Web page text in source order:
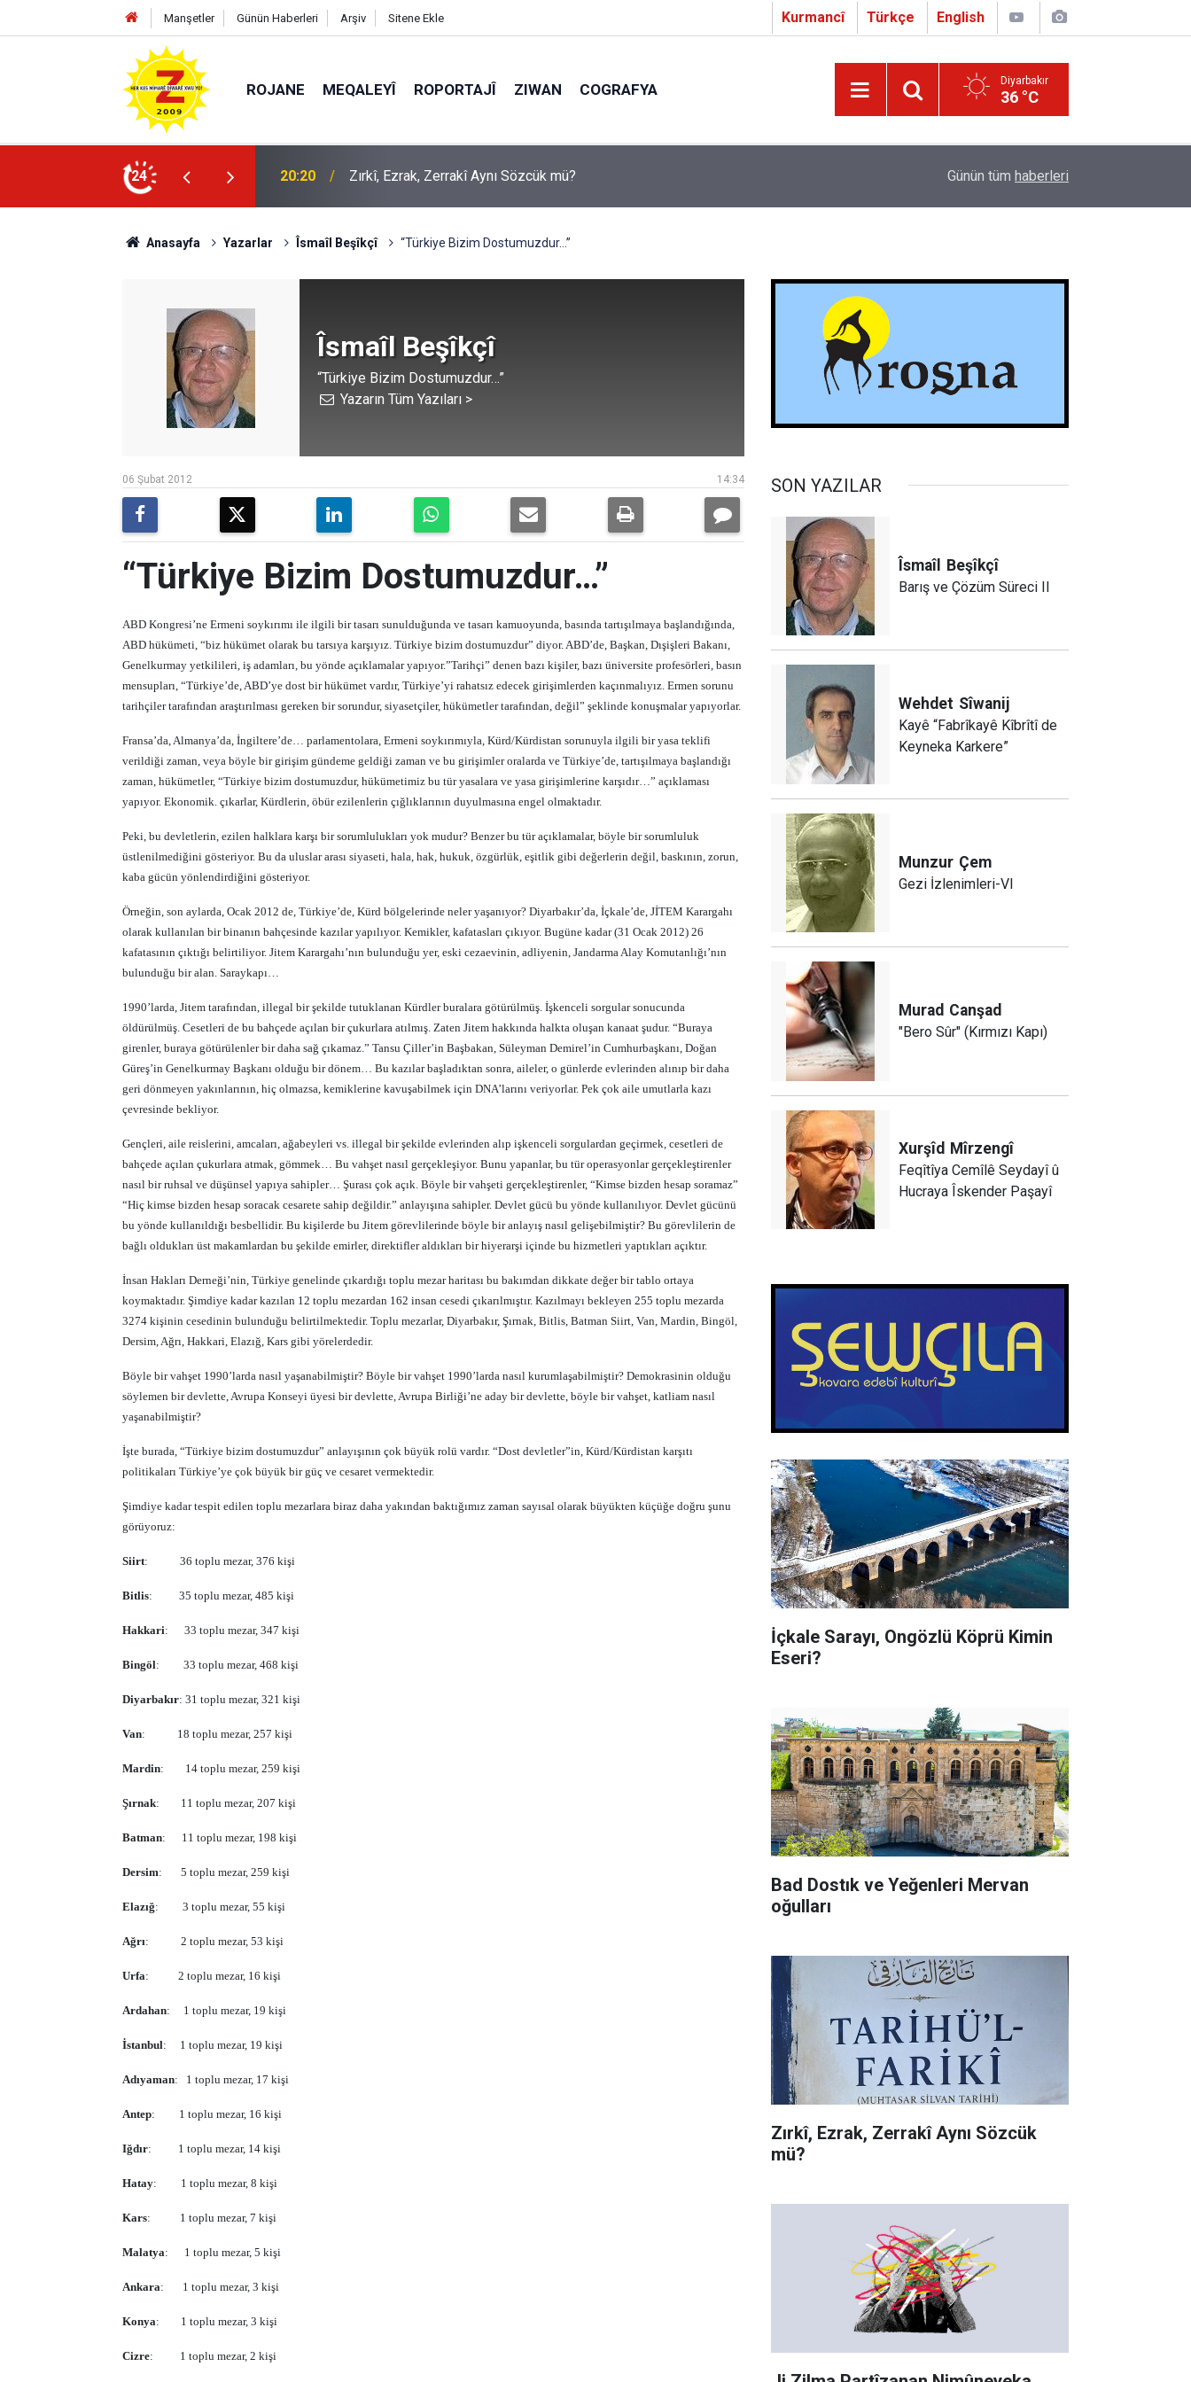
Manşetler Günün Haberleri Arşiv Sitene Ekle Kurmancî Türkçe English
ROJANE MEQALEYÎ ROPORTAJÎ ZIWAN COGRAFYA Diyarbakır
36 °C
24 09:56 Ji Zilma Partîzanan Nimûneyeka Piçûk Çapo 3. o Hîrakerde yê Ferhengê Zazakî-Tirkî
Günün tüm haberleri
Anasayfa Yazarlar Îsmaîl Beşîkçî “Türkiye Bizim Dostumuzdur…”
Îsmaîl Beşîkçî
“Türkiye Bizim Dostumuzdur…”
Yazarın Tüm Yazıları >
14:34
06 Şubat 2012
“Türkiye Bizim Dostumuzdur…”
ABD Kongresi’ne Ermeni soykırımı ile ilgili bir tasarı sunulduğunda ve tasarı kamuoyunda, basında tartışılmaya başlandığında,
ABD hükümeti, “biz hükümet olarak bu tarsıya karşıyız. Türkiye bizim dostumuzdur” diyor. ABD’de, Başkan, Dışişleri Bakanı,
Genelkurmay yetkilileri, iş adamları, bu yönde açıklamalar yapıyor.”Tarihçi” denen bazı kişiler, bazı üniversite profesörleri, basın
mensupları, “Türkiye’de, ABD’ye dost bir hükümet vardır, Türkiye’yi rahatsız edecek girişimlerden kaçınmalıyız. Ermen sorunu
tarihçiler tarafından araştırılması gereken bir sorundur, siyasetçiler, hükümetler tarafından, değil” şeklinde konuşmalar yapıyorlar.
Fransa’da, Almanya’da, İngiltere’de… parlamentolara, Ermeni soykırımıyla, Kürd/Kürdistan sorunuyla ilgili bir yasa teklifi
verildiği zaman, veya böyle bir girişim gündeme geldiği zaman ve bu girişimler oralarda ve Türkiye’de, tartışılmaya başlandığı
zaman, hükümetler, “Türkiye bizim dostumuzdur, hükümetimiz bu tür yasalara ve yasa girişimlerine karşıdır…” açıklaması
yapıyor. Ekonomik. çıkarlar, Kürdlerin, öbür ezilenlerin çığlıklarının duyulmasına engel olmaktadır.
Peki, bu devletlerin, ezilen halklara karşı bir sorumlulukları yok mudur? Benzer bu tür açıklamalar, böyle bir sorumluluk
üstlenilmediğini gösteriyor. Bu da uluslar arası siyaseti, hala, hak, hukuk, özgürlük, eşitlik gibi değerlerin değil, baskının, zorun,
kaba gücün yönlendirdiğini gösteriyor.
Örneğin, son aylarda, Ocak 2012 de, Türkiye’de, Kürd bölgelerinde neler yaşanıyor? Diyarbakır’da, İçkale’de, JİTEM Karargahı
olarak kullanılan bir binanın bahçesinde kazılar yapılıyor. Kemikler, kafatasları çıkıyor. Bugüne kadar (31 Ocak 2012) 26
kafatasının çıktığı belirtiliyor. Jitem Karargahı’nın bulunduğu yer, eski cezaevinin, adliyenin, Jandarma Alay Komutanlığı’nın
bulunduğu bir alan. Saraykapı…
1990’larda, Jitem tarafından, illegal bir şekilde tutuklanan Kürdler buralara götürülmüş. İşkenceli sorgular sonucunda
öldürülmüş. Cesetleri de bu bahçede açılan bir çukurlara atılmış. Zaten Jitem hakkında halkta oluşan kanaat şudur. “Buraya
girenler, buraya götürülenler bir daha sağ çıkamaz.” Tansu Çiller’in Başbakan, Süleyman Demirel’in Cumhurbaşkanı, Doğan
Güreş’in Genelkurmay Başkanı olduğu bir dönem… Bu kazılar başladıktan sonra, aileler, o günlerde evlerinden alınıp bir daha
geri dönmeyen yakınlarının, hiç olmazsa, kemiklerine kavuşabilmek için DNA’larını veriyorlar. Pek çok aile umutlarla kazı
çevresinde bekliyor.
Gençleri, aile reislerini, amcaları, ağabeyleri vs. illegal bir şekilde evlerinden alıp işkenceli sorgulardan geçirmek, cesetleri de
bahçede açılan çukurlara atmak, gömmek… Bu vahşet nasıl gerçekleşiyor. Bunu yapanlar, bu tür operasyonlar gerçekleştirenler
nasıl bir ruhsal ve düşünsel yapıya sahipler… Şurası çok açık. Böyle bir vahşeti gerçekleştirenler, “Kimse bizden hesap soramaz”
“Hiç kimse bizden hesap soracak cesarete sahip değildir.” anlayışına sahipler. Devlet gücü bu yönde kullanılıyor. Devlet gücünü
bu yönde kullanıldığı besbellidir. Bu kişilerde bu Jitem görevlilerinde böyle bir anlayış nasıl gelişebilmiştir? Bu görevlilerin de
bağlı oldukları üst makamlardan bu şekilde emirler, direktifler aldıkları bir hiyerarşi içinde bu hizmetleri yaptıkları açıktır.
İnsan Hakları Derneği’nin, Türkiye genelinde çıkardığı toplu mezar haritası bu bakımdan dikkate değer bir tablo ortaya
koymaktadır. Şimdiye kadar kazılan 12 toplu mezardan 162 insan cesedi çıkarılmıştır. Kazılmayı bekleyen 255 toplu mezarda
3274 kişinin cesedinin bulunduğu belirtilmektedir. Toplu mezarlar, Diyarbakır, Şırnak, Bitlis, Batman Siirt, Van, Mardin, Bingöl,
Dersim, Ağrı, Hakkari, Elazığ, Kars gibi yörelerdedir.
Böyle bir vahşet 1990’larda nasıl yaşanabilmiştir? Böyle bir vahşet 1990’larda nasıl kurumlaşabilmiştir? Demokrasinin olduğu
söylemen bir devlette, Avrupa Konseyi üyesi bir devlette, Avrupa Birliği’ne aday bir devlette, böyle bir vahşet, katliam nasıl
yaşanabilmiştir?
İşte burada, “Türkiye bizim dostumuzdur” anlayışının çok büyük rolü vardır. “Dost devletler”in, Kürd/Kürdistan karşıtı
politikaları Türkiye’ye çok büyük bir güç ve cesaret vermektedir.
Şimdiye kadar tespit edilen toplu mezarlara biraz daha yakından baktığımız zaman sayısal olarak büyükten küçüğe doğru şunu
görüyoruz:
Siirt: 36 toplu mezar, 376 kişi
Bitlis: 35 toplu mezar, 485 kişi
Hakkari: 33 toplu mezar, 347 kişi
Bingöl: 33 toplu mezar, 468 kişi
Diyarbakır: 31 toplu mezar, 321 kişi
Van: 18 toplu mezar, 257 kişi
Mardin: 14 toplu mezar, 259 kişi
Şırnak: 11 toplu mezar, 207 kişi
Batman: 11 toplu mezar, 198 kişi
Dersim: 5 toplu mezar, 259 kişi
Elazığ: 3 toplu mezar, 55 kişi
Ağrı: 2 toplu mezar, 53 kişi
Urfa: 2 toplu mezar, 16 kişi
Ardahan: 1 toplu mezar, 19 kişi
İstanbul: 1 toplu mezar, 19 kişi
Adıyaman: 1 toplu mezar, 17 kişi
Antep: 1 toplu mezar, 16 kişi
Iğdır: 1 toplu mezar, 14 kişi
Hatay: 1 toplu mezar, 8 kişi
Kars: 1 toplu mezar, 7 kişi
Malatya: 1 toplu mezar, 5 kişi
Ankara: 1 toplu mezar, 3 kişi
Konya: 1 toplu mezar, 3 kişi
Cizre: 1 toplu mezar, 2 kişi
SON YAZILAR
Îsmaîl Beşîkçî
Barış ve Çözüm Süreci II
Wehdet Sîwanij
Kayê “Fabrîkayê Kîbrîtî de
Keyneka Karkere”
Munzur Çem
Gezi İzlenimleri-VI
Murad Canşad
"Bero Sûr" (Kırmızı Kapı)
Xurşîd Mîrzengî
Feqîtîya Cemîlê Seydayî û
Hucraya Îskender Paşayî
İçkale Sarayı, Ongözlü Köprü Kimin
Eseri?
Bad Dostık ve Yeğenleri Mervan
oğulları
Zırkî, Ezrak, Zerrakî Aynı Sözcük
mü?